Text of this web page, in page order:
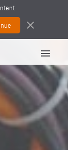
close
menu